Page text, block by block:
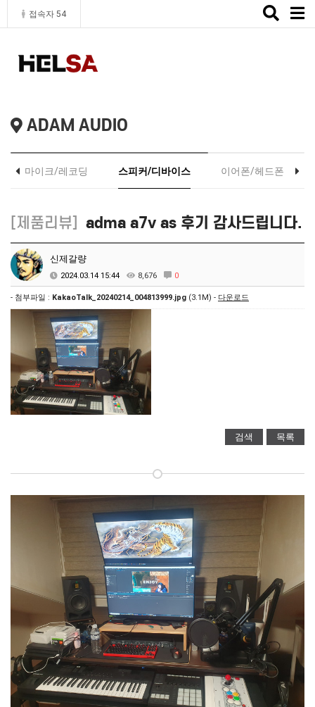
접속자 54
Toggle
ADAM AUDIO
마이크/레코딩 스피커/디바이스 이어폰/헤드폰
[제품리뷰] adma a7v as 후기 감사드립니다.
신제갈량
2024.03.14 15:44 8,676 0
- 첨부파일 : KakaoTalk_20240214_004813999.jpg (3.1M) - 다운로드
검색 목록